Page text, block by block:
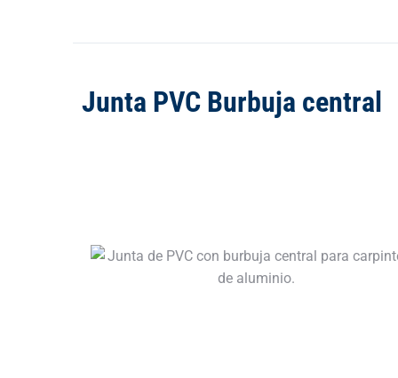
Junta PVC Burbuja central